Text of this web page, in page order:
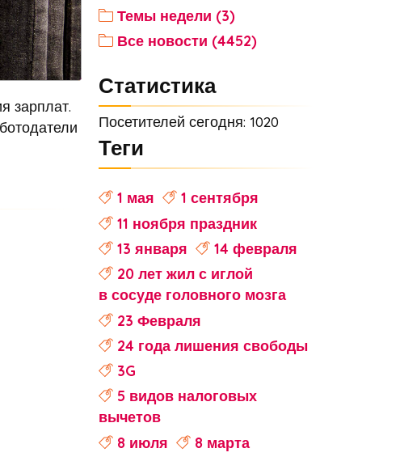
зарплат.
Темы недели (3)
Все новости (4452)
Статистика
Посетителей сегодня: 1020
Теги
1 мая
1 сентября
11 ноября праздник
13 января
14 февраля
20 лет жил с иглой
в сосуде головного мозга
23 Февраля
24 года лишения свободы
3G
5 видов налоговых
вычетов
8 июля
8 марта